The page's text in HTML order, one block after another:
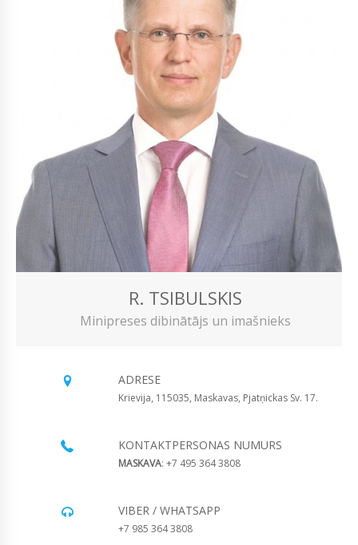
R. TSIBULSKIS
Minipreses dibinātājs un imašnieks
ADRESE
Krievija, 115035, Maskavas, Pjatņickas Sv. 17.
KONTAKTPERSONAS NUMURS
MASKAVA: +7 495 364 3808
VIBER / WHATSAPP
+7 985 364 3808